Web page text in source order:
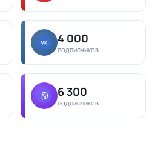
4 000
подписчиков
6 300
подписчиков